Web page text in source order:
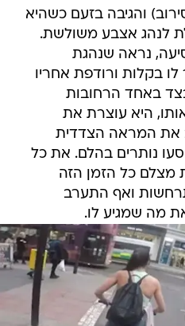
והגיבה בזעם כשהיא
לנהג אצבע משולשת.
נראה שנהגת
לו בקלות ורודפת אחריו
באחד הרחובות
היא עוצרת את
את המראה הצדדית
נותרים בהלם. את כל
מצלם כל הזמן הזה
ואף התערב
מה שמגיע לו.